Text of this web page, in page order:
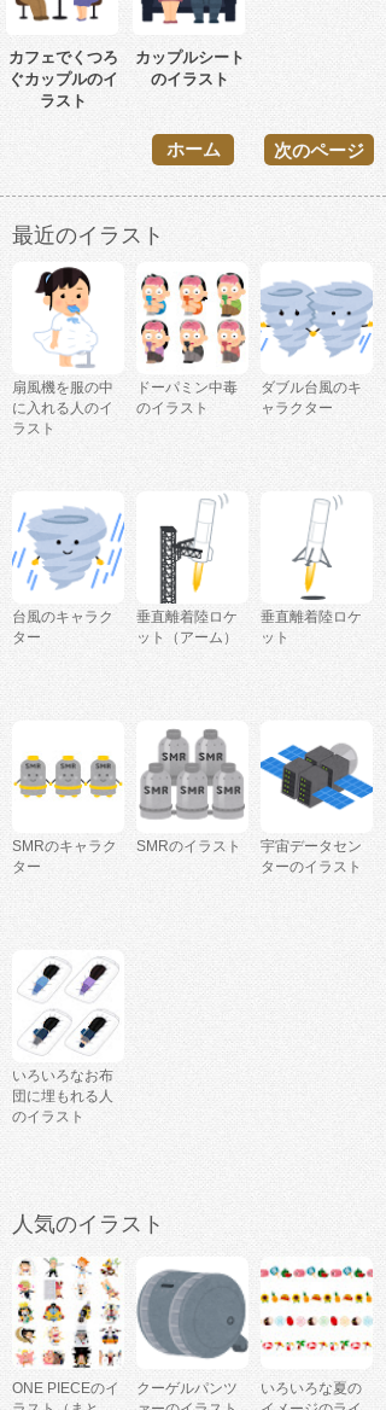
カフェでくつろ
ぐカップルのイ
ラスト
カップルシート
のイラスト
次のページ
ホーム
最近のイラスト
扇風機を服の中
に入れる人のイ
ラスト
ドーパミン中毒
のイラスト
ダブル台風のキ
ャラクター
台風のキャラク
ター
垂直離着陸ロケ
ット（アーム）
垂直離着陸ロケ
ット
SMRのキャラク
ター
SMRのイラスト
宇宙データセン
ターのイラスト
いろいろなお布
団に埋もれる人
のイラスト
人気のイラスト
ONE PIECEのイ
クーゲルパンツ
いろいろな夏の